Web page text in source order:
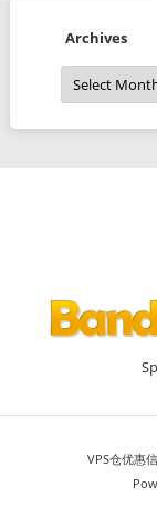
Archives
Archives
VPS仓优惠